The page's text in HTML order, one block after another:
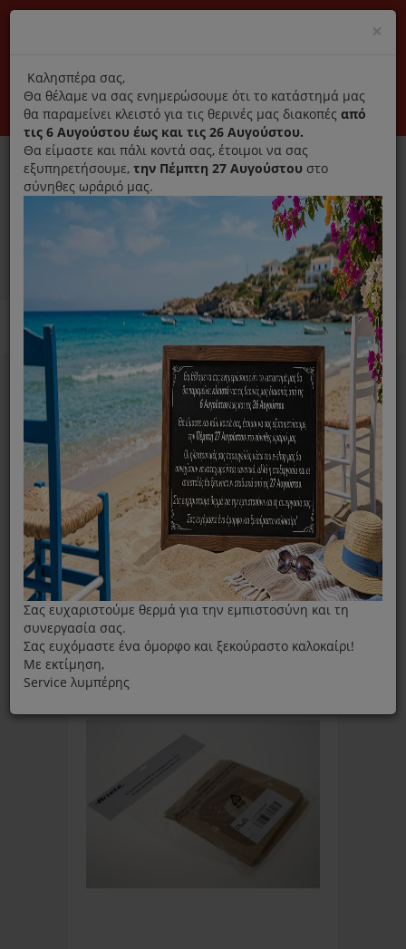
Αποκλειστικά γνήσια ανταλλακτικά
Σύνδεση Εγγραφή Εταιρεία Επικοινωνία
0
Ανταλλακτικά ηλεκτρικών συσκευών MENU
Home Ariete
Ταξινόμηση ανά:
Εμφάνιση
×
title
Καλησπέρα σας,
Θα θέλαμε να σας ενημερώσουμε ότι το κατάστημά μας
θα παραμείνει κλειστό για τις θερινές μας διακοπές από
τις 6 Αυγούστου έως και τις 26 Αυγούστου.
Θα είμαστε και πάλι κοντά σας, έτοιμοι να σας
εξυπηρετήσουμε, την Πέμπτη 27 Αυγούστου στο
σύνηθες ωράριό μας.
Σας ευχαριστούμε θερμά για την εμπιστοσύνη και τη
συνεργασία σας.
Σας ευχόμαστε ένα όμορφο και ξεκούραστο καλοκαίρι!
Με εκτίμηση,
Service λυμπέρης